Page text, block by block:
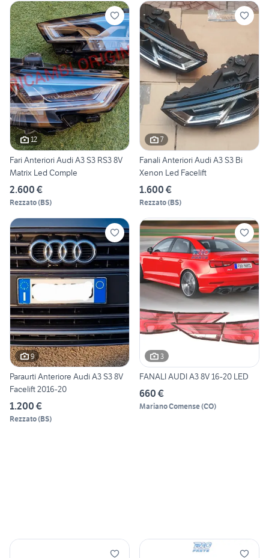
12
Fari Anteriori Audi A3 S3 RS3 8V
Matrix Led Comple
2.600 €
Rezzato(BS)
7
Fanali Anteriori Audi A3 S3 Bi
Xenon Led Facelift
1.600 €
Rezzato(BS)
9
Paraurti Anteriore Audi A3 S3 8V
Facelift 2016-20
1.200 €
Rezzato(BS)
3
FANALI AUDI A3 8V 16-20 LED
660 €
Mariano Comense(CO)